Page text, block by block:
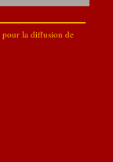
pour la diffusion de